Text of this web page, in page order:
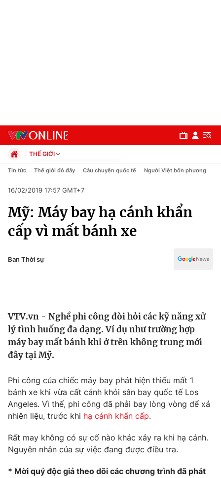
Chuyên mục
Chính trị
Thế giới
Tin tức
Thế giới đó đây
Câu chuyện quốc tế
Tài chính
Thị trường
Dữ liệu và đời sống
Phim VTV
Giải trí
Điện ảnh
THẾ GIỚI
Chính trị
Pháp luật
Kinh tế
Thể thao
Truyền hình
Y tế
Tin tức Thế giới đó đây Câu chuyện quốc tế Người Việt bốn phương
16/02/2019 17:57 GMT+7
Mỹ: Máy bay hạ cánh khẩn
cấp vì mất bánh xe
Ban Thời sự
VTV.vn - Nghề phi công đòi hỏi các kỹ năng xử
lý tình huống đa dạng. Ví dụ như trường hợp
máy bay mất bánh khi ở trên không trung mới
đây tại Mỹ.
Phi công của chiếc máy bay phát hiện thiếu mất 1
bánh xe khi vừa cất cánh khỏi sân bay quốc tế Los
Angeles. Vì thế, phi công đã phải bay lòng vòng để xả
nhiên liệu, trước khi hạ cánh khẩn cấp.
Rất may không có sự cố nào khác xảy ra khi hạ cánh.
Nguyên nhân của sự việc đang được điều tra.
* Mời quý độc giả theo dõi các chương trình đã phát